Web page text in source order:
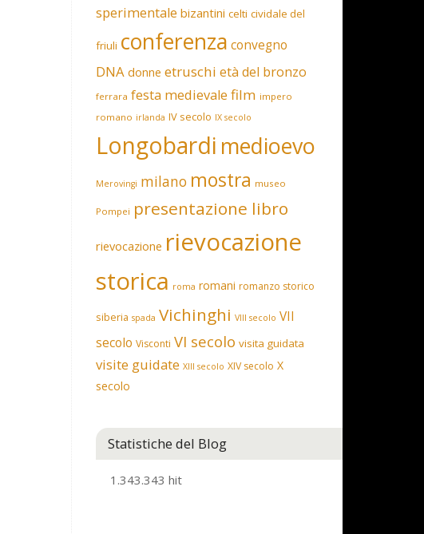
sperimentale bizantini celti cividale del
friuli conferenza convegno
DNA donne etruschi età del bronzo
ferrara festa medievale film impero
romano irlanda IV secolo IX secolo
Longobardi medioevo
Merovingi milano mostra museo
Pompei presentazione libro
rievocazione rievocazione
storica roma romani romanzo storico
siberia spada Vichinghi VIII secolo VII
secolo Visconti VI secolo visita guidata
visite guidate XIII secolo XIV secolo X
secolo
Statistiche del Blog
1.343.343 hit